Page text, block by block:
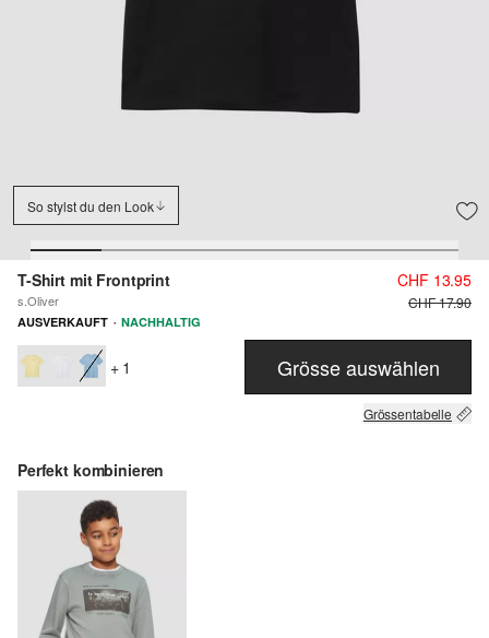
So stylst du den Look
T-Shirt mit Frontprint
s.Oliver
CHF 13.95
CHF 17.90
AUSVERKAUFT · NACHHALTIG
+ 1 Grösse auswählen
Grössentabelle
Perfekt kombinieren